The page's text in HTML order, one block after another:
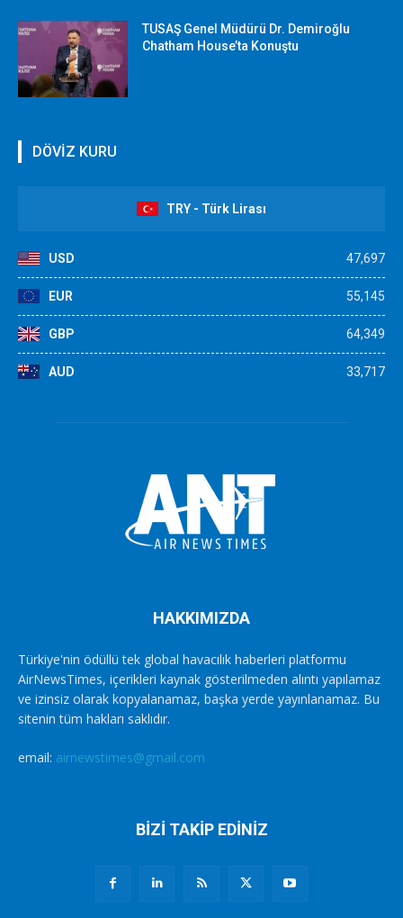
TUSAŞ Genel Müdürü Dr. Demiroğlu
Chatham House’ta Konuştu
DÖVİZ KURU
TRY - Türk Lirası
USD 47,697
EUR 55,145
GBP 64,349
AUD 33,717
HAKKIMIZDA
Türkiye'nin ödüllü tek global havacılık haberleri platformu
AirNewsTimes, içerikleri kaynak gösterilmeden alıntı yapılamaz
ve izinsiz olarak kopyalanamaz, başka yerde yayınlanamaz. Bu
sitenin tüm hakları saklıdır.
email: airnewstimes@gmail.com
BİZİ TAKİP EDİNİZ